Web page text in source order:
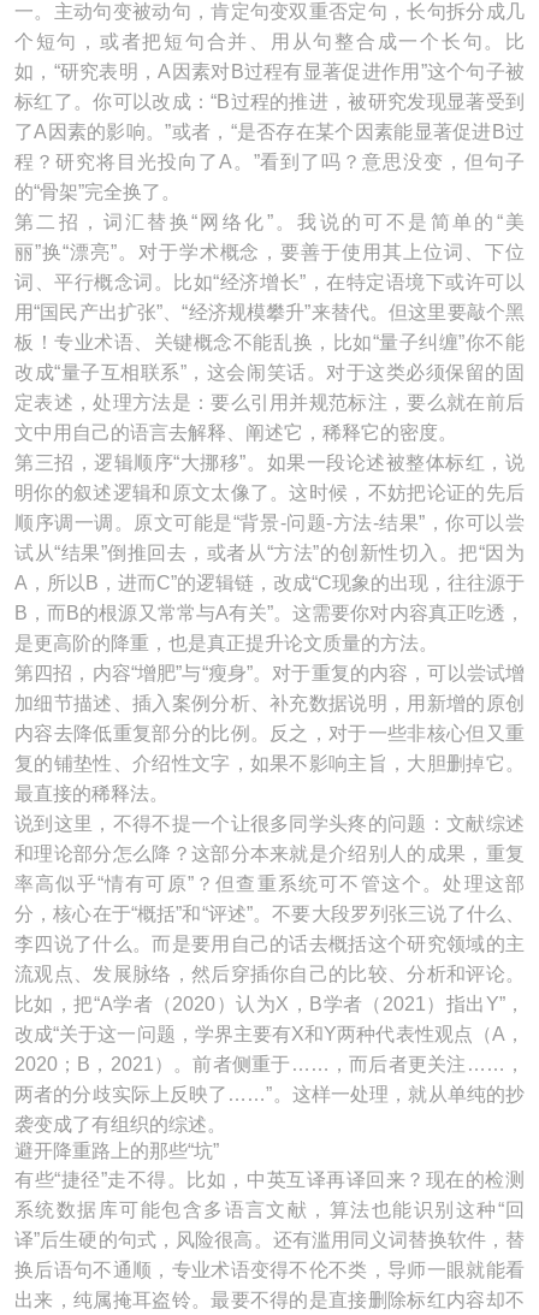
一。主动句变被动句，肯定句变双重否定句，长句拆分成几
个短句，或者把短句合并、用从句整合成一个长句。比
如，“研究表明，A因素对B过程有显著促进作用”这个句子被
标红了。你可以改成：“B过程的推进，被研究发现显著受到
了A因素的影响。”或者，“是否存在某个因素能显著促进B过
程？研究将目光投向了A。”看到了吗？意思没变，但句子
的“骨架”完全换了。
第二招，词汇替换“网络化”。我说的可不是简单的“美
丽”换“漂亮”。对于学术概念，要善于使用其上位词、下位
词、平行概念词。比如“经济增长”，在特定语境下或许可以
用“国民产出扩张”、“经济规模攀升”来替代。但这里要敲个黑
板！专业术语、关键概念不能乱换，比如“量子纠缠”你不能
改成“量子互相联系”，这会闹笑话。对于这类必须保留的固
定表述，处理方法是：要么引用并规范标注，要么就在前后
文中用自己的语言去解释、阐述它，稀释它的密度。
第三招，逻辑顺序“大挪移”。如果一段论述被整体标红，说
明你的叙述逻辑和原文太像了。这时候，不妨把论证的先后
顺序调一调。原文可能是“背景-问题-方法-结果”，你可以尝
试从“结果”倒推回去，或者从“方法”的创新性切入。把“因为
A，所以B，进而C”的逻辑链，改成“C现象的出现，往往源于
B，而B的根源又常常与A有关”。这需要你对内容真正吃透，
是更高阶的降重，也是真正提升论文质量的方法。
第四招，内容“增肥”与“瘦身”。对于重复的内容，可以尝试增
加细节描述、插入案例分析、补充数据说明，用新增的原创
内容去降低重复部分的比例。反之，对于一些非核心但又重
复的铺垫性、介绍性文字，如果不影响主旨，大胆删掉它。
最直接的稀释法。
说到这里，不得不提一个让很多同学头疼的问题：文献综述
和理论部分怎么降？这部分本来就是介绍别人的成果，重复
率高似乎“情有可原”？但查重系统可不管这个。处理这部
分，核心在于“概括”和“评述”。不要大段罗列张三说了什么、
李四说了什么。而是要用自己的话去概括这个研究领域的主
流观点、发展脉络，然后穿插你自己的比较、分析和评论。
比如，把“A学者（2020）认为X，B学者（2021）指出Y”，
改成“关于这一问题，学界主要有X和Y两种代表性观点（A，
2020；B，2021）。前者侧重于……，而后者更关注……，
两者的分歧实际上反映了……”。这样一处理，就从单纯的抄
袭变成了有组织的综述。
避开降重路上的那些“坑”
有些“捷径”走不得。比如，中英互译再译回来？现在的检测
系统数据库可能包含多语言文献，算法也能识别这种“回
译”后生硬的句式，风险很高。还有滥用同义词替换软件，替
换后语句不通顺，专业术语变得不伦不类，导师一眼就能看
出来，纯属掩耳盗铃。最要不得的是直接删除标红内容却不